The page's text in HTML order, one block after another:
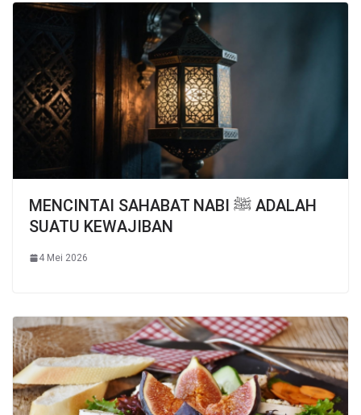
MENCINTAI SAHABAT NABI ﷺ ADALAH
SUATU KEWAJIBAN
4 Mei 2026